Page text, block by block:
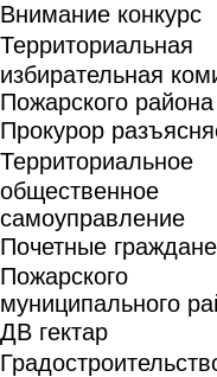
Внимание конкурс
Территориальная
избирательная
Пожарского района
Прокурор
Территориальное
общественное
самоуправление
Почетные граждане
Пожарского
муниципального
ДВ гектар